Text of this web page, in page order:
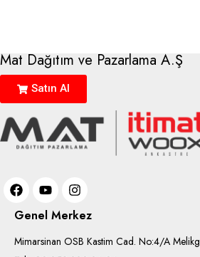
Mat Dağıtım ve Pazarlama A.Ş
Satın Al
Genel Merkez
Mimarsinan OSB Kastim Cad. No:4/A